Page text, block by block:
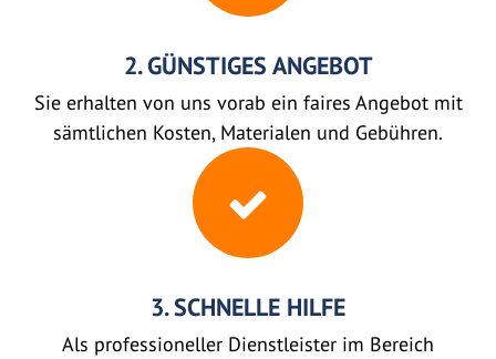
2. GÜNSTIGES ANGEBOT
Sie erhalten von uns vorab ein faires Angebot mit
sämtlichen Kosten, Materialen und Gebühren.
3. SCHNELLE HILFE
Als professioneller Dienstleister im Bereich